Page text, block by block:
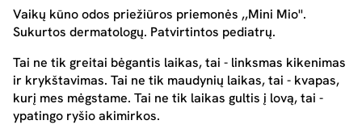
Vaikų kūno odos priežiūros priemonės ,,Mini Mio''.
Sukurtos dermatologų. Patvirtintos pediatrų.
Tai ne tik greitai bėgantis laikas, tai - linksmas kikenimas
ir krykštavimas. Tai ne tik maudynių laikas, tai - kvapas,
kurį mes mėgstame. Tai ne tik laikas gultis į lovą, tai -
ypatingo ryšio akimirkos.